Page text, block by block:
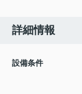
詳細情報
設備条件